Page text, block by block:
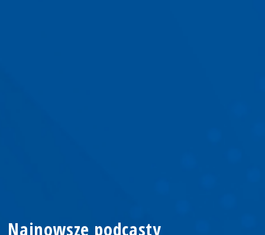
Najnowsze podcasty